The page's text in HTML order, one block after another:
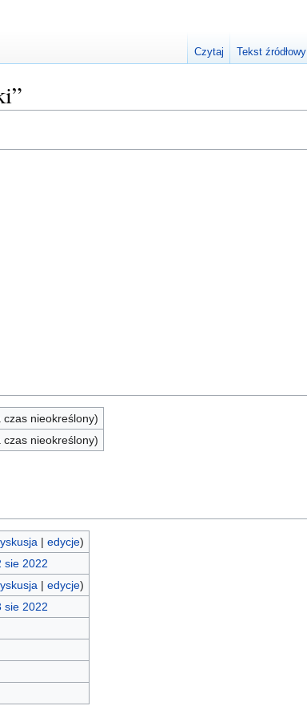
nieokreślony)
nieokreślony)
| edycje)
sie 2022
| edycje)
sie 2022
Czytaj Tekst źródłowy